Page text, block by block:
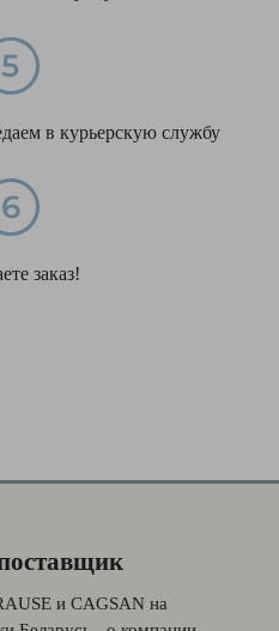
в курьерскую службу
заказ!
и CAGSAN на